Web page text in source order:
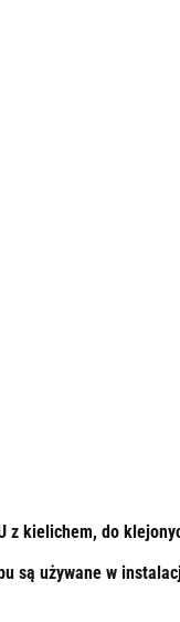
z kielichem, do
są używane w